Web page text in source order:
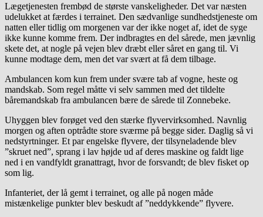
Lægetjenesten frembød de største vanskeligheder. Det var næsten
udelukket at færdes i terrainet. Den sædvanlige sundhedstjeneste om
natten eller tidlig om morgenen var der ikke noget af, idet de syge
ikke kunne komme frem. Der indbragtes en del sårede, men jævnlig
skete det, at nogle på vejen blev dræbt eller såret en gang til. Vi
kunne modtage dem, men det var svært at få dem tilbage.
Ambulancen kom kun frem under svære tab af vogne, heste og
mandskab. Som regel måtte vi selv sammen med det tildelte
båremandskab fra ambulancen bære de sårede til Zonnebeke.
Uhyggen blev forøget ved den stærke flyvervirksomhed. Navnlig
morgen og aften optrådte store sværme på begge sider. Daglig så vi
nedstyrtninger. Et par engelske flyvere, der tilsyneladende blev
”skruet ned”, sprang i lav højde ud af deres maskine og faldt lige
ned i en vandfyldt granattragt, hvor de forsvandt; de blev fisket op
som lig.
Infanteriet, der lå gemt i terrainet, og alle på nogen måde
mistænkelige punkter blev beskudt af ”neddykkende” flyvere.